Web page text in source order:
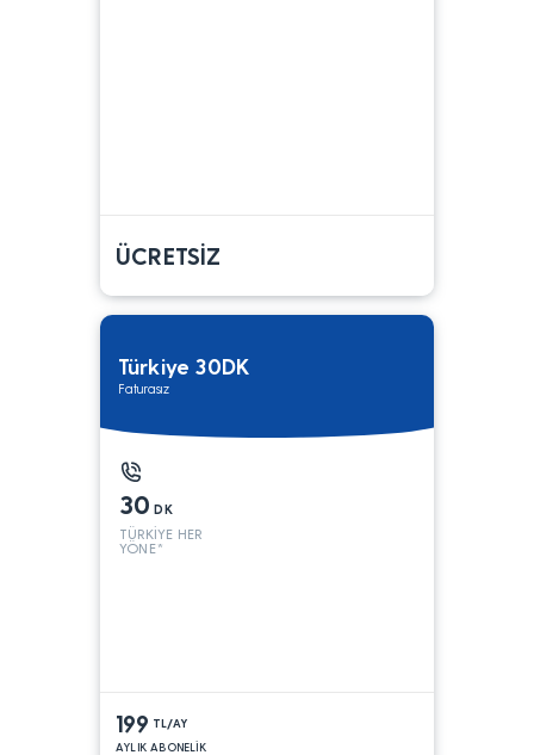
ÜCRETSİZ
Türkiye 30DK
Faturasız
30 DK
TÜRKİYE HER
YÖNE*
199 TL/AY
AYLIK ABONELİK